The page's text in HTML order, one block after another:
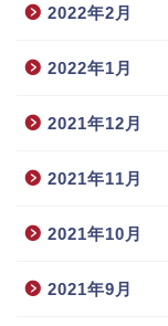
2022年2月
2022年1月
2021年12月
2021年11月
2021年10月
2021年9月